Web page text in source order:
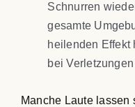
Schnurren
gesamte
heilenden Effekt
bei
Manche Laute